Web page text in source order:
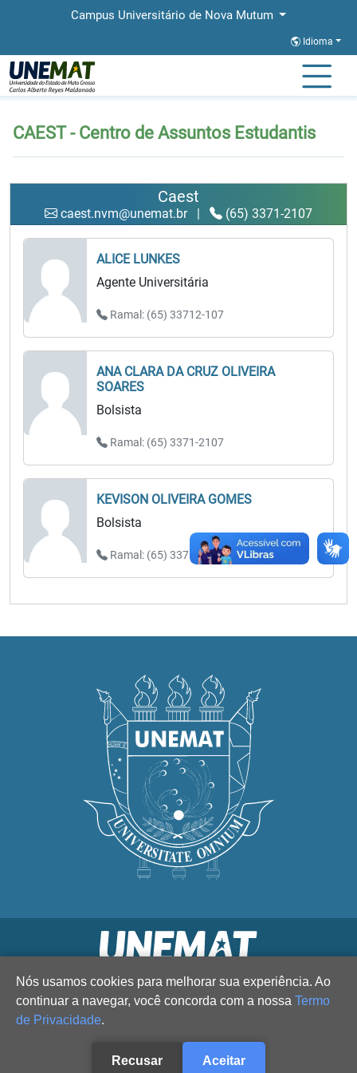
Campus Universitário de Nova Mutum
Idioma
Página Inicial
CAEST - Centro de Assuntos Estudantis
Caest
caest.nvm@unemat.br | (65) 3371-2107
ALICE LUNKES
Agente Universitária
Ramal: (65) 33712-107
ANA CLARA DA CRUZ OLIVEIRA
SOARES
Bolsista
Ramal: (65) 3371-2107
KEVISON OLIVEIRA GOMES
Bolsista
Ramal: (65) 3371-2107
Nós usamos cookies para melhorar sua experiência. Ao
continuar a navegar, você concorda com a nossa Termo
de Privacidade.
Recusar Aceitar